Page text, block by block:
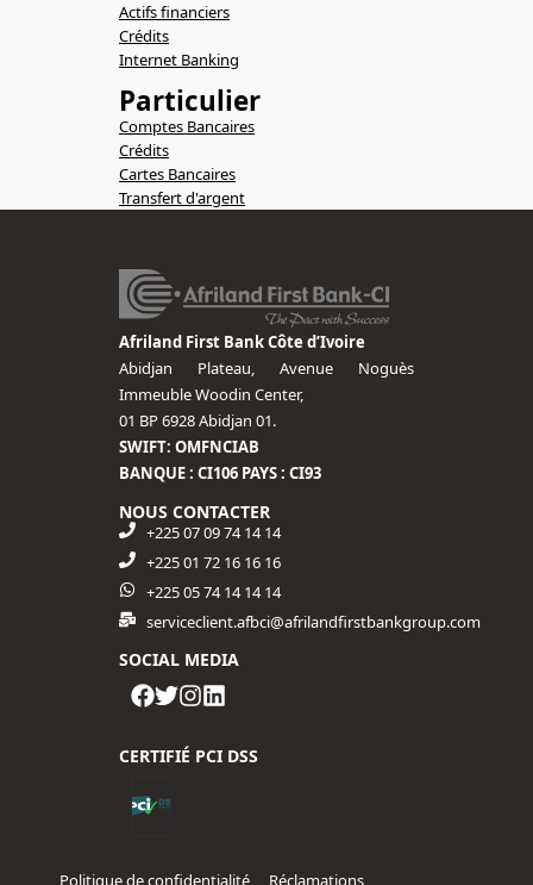
Actifs financiers
Crédits
Internet Banking
Particulier
Comptes Bancaires
Crédits
Cartes Bancaires
Transfert d'argent
Afriland First Bank Côte d’Ivoire
Abidjan Plateau, Avenue Noguès
Immeuble Woodin Center,
01 BP 6928 Abidjan 01.
SWIFT: OMFNCIAB
BANQUE : CI106 PAYS : CI93
NOUS CONTACTER
+225 07 09 74 14 14
+225 01 72 16 16 16​
+225 05 74 14 14 14
serviceclient.afbci@afrilandfirstbankgroup.com
SOCIAL MEDIA
CERTIFIÉ PCI DSS
Politique de confidentialité Réclamations